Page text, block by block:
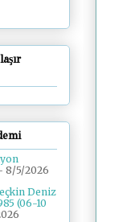
8/5/2026
Deniz
(06-10